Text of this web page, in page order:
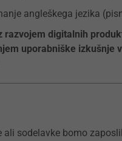
angleškega jezika
razvojem digitalnih
uporabniške izkušnje
ali sodelavke bomo